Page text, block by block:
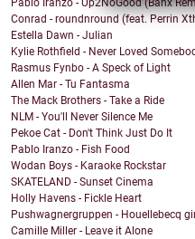
Pablo Iranzo - Up2NoGood (Banx
Conrad - roundnround (feat. Perrin
Estella Dawn - Julian
Kylie Rothfield - Never Loved
Rasmus Fynbo - A Speck of Light
Allen Mar - Tu Fantasma
The Mack Brothers - Take a Ride
NLM - You'll Never Silence Me
Pekoe Cat - Don't Think Just Do It
Pablo Iranzo - Fish Food
Wodan Boys - Karaoke Rockstar
SKATELAND - Sunset Cinema
Holly Havens - Fickle Heart
Pushwagnergruppen - Houellebecq
Camille Miller - Leave it Alone